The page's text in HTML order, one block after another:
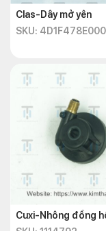
Clas-Dây mở yên
SKU:
Cuxi-Nhông đồng